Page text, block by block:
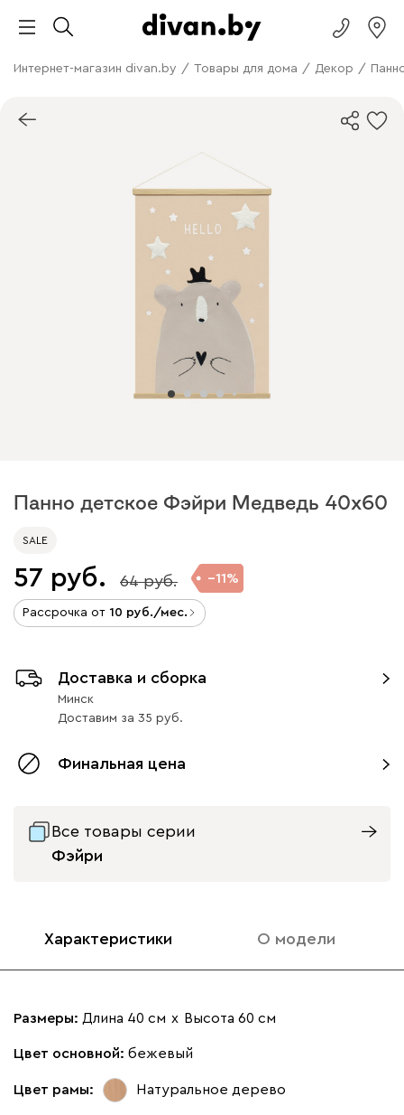
Интернет-магазин divan.by / Товары для дома / Декор /
Панно детское Фэйри Медведь 40x60
SALE
57 64 11
Рассрочка от 10 /мес.
Доставка и сборка
Минск
Доставим за 35
Финальная цена
Все товары серии
Фэйри
Характеристики О модели
Размеры: Длина 40 см х Высота 60 см
Цвет основной: бежевый
Цвет рамы: Натуральное дерево